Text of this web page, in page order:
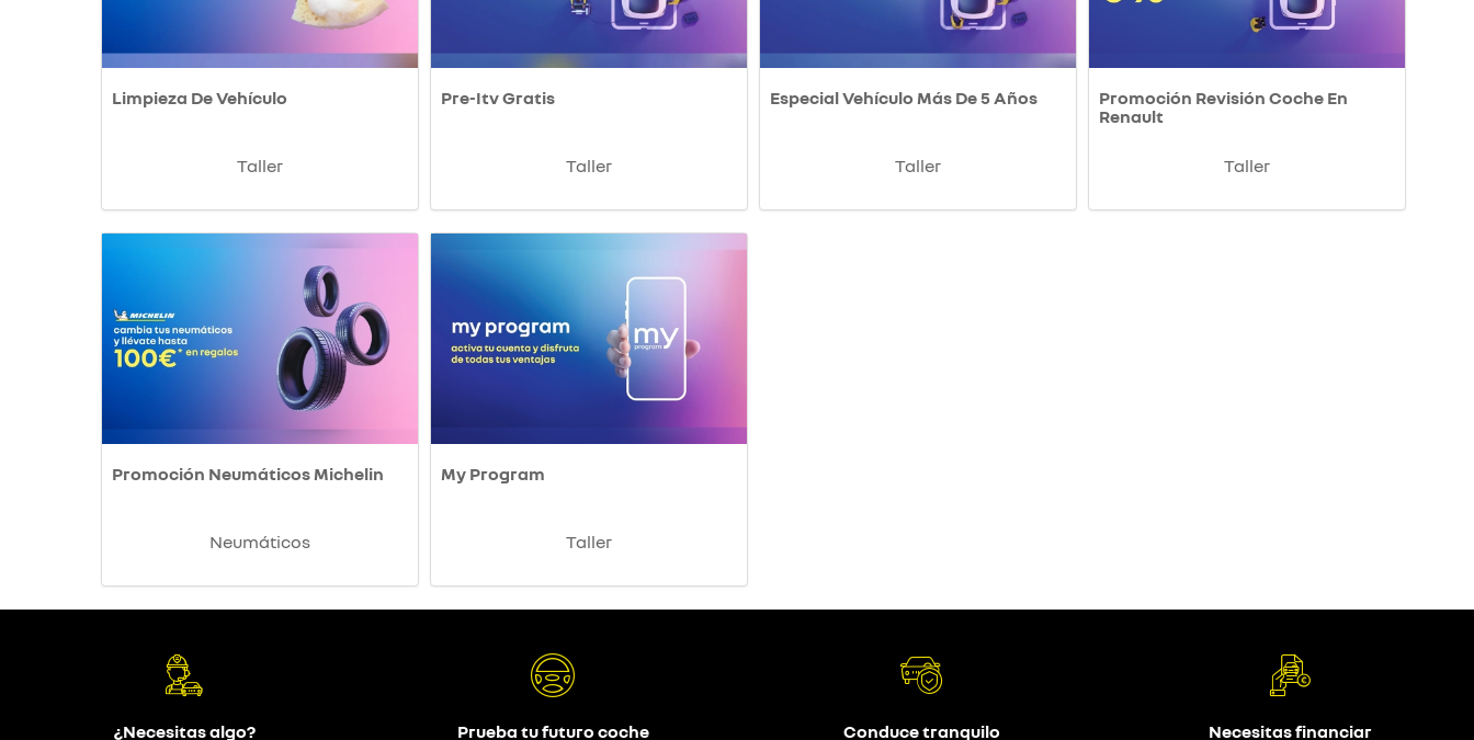
Limpieza De Vehículo
Taller
Pre-Itv Gratis
Taller
Especial Vehículo Más De 5 Años
Taller
Promoción Revisión Coche En
Renault
Taller
Promoción Neumáticos Michelin
Neumáticos
My Program
Taller
¿Necesitas algo? Prueba tu futuro coche Conduce tranquilo Necesitas financiar